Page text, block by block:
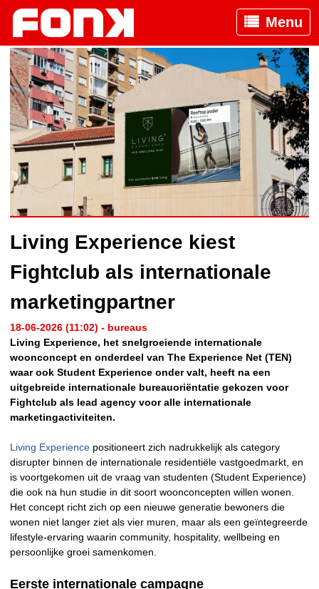
Menu
Living Experience kiest
Fightclub als internationale
marketingpartner
18-06-2026 (11:02) - bureaus
Living Experience, het snelgroeiende internationale
woonconcept en onderdeel van The Experience Net (TEN)
waar ook Student Experience onder valt, heeft na een
uitgebreide internationale bureauoriëntatie gekozen voor
Fightclub als lead agency voor alle internationale
marketingactiviteiten.
Living Experience positioneert zich nadrukkelijk als category
disrupter binnen de internationale residentiële vastgoedmarkt, en
is voortgekomen uit de vraag van studenten (Student Experience)
die ook na hun studie in dit soort woonconcepten willen wonen.
Het concept richt zich op een nieuwe generatie bewoners die
wonen niet langer ziet als vier muren, maar als een geïntegreerde
lifestyle-ervaring waarin community, hospitality, wellbeing en
persoonlijke groei samenkomen.
Eerste internationale campagne